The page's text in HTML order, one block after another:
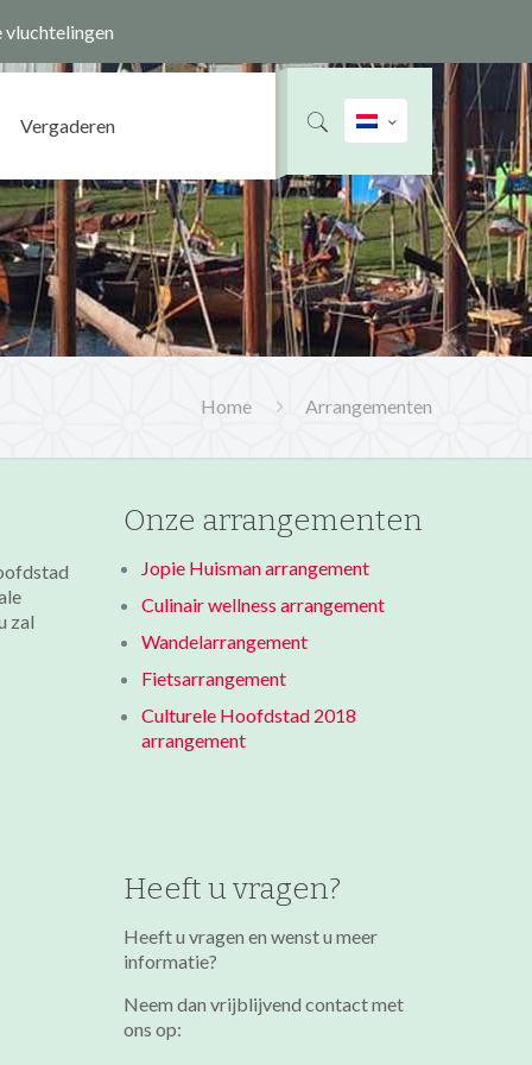
vluchtelingenHome
Vergaderen
Home Arrangementen
zal
Onze arrangementen
Jopie Huisman arrangement
Culinair wellness arrangement
Wandelarrangement
Fietsarrangement
Culturele Hoofdstad 2018
arrangement
Heeft u vragen?
Heeft u vragen en wenst u meer
informatie?
Neem dan vrijblijvend contact met
ons op: